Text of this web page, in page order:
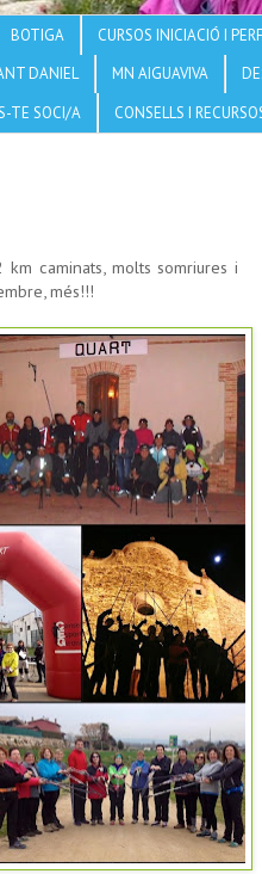
BOTIGA CURSOS INICIACIÓ I
DANIEL MN AIGUAVIVA
TE SOCI/A CONSELLS I
caminats, molts somriures i
més!!!